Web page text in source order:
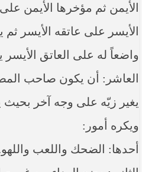
الأيمن ثم مؤخرها الأيمن
الأيسر على عاتقه الأيسر ثم
واضعاً له على العاتق الأيسر
العاشر: أن يكون صاحب
يغير زيّه على وجه آخر بحيث
ويكره أمور:
أحدها: الضحك واللعب